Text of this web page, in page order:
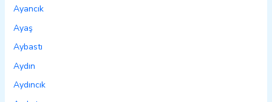
Ayancık
Ayaş
Aybastı
Aydın
Aydıncık